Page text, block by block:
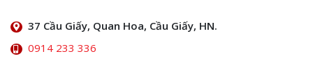
37 Cầu Giấy, Quan Hoa, Cầu Giấy, HN.
0914 233 336